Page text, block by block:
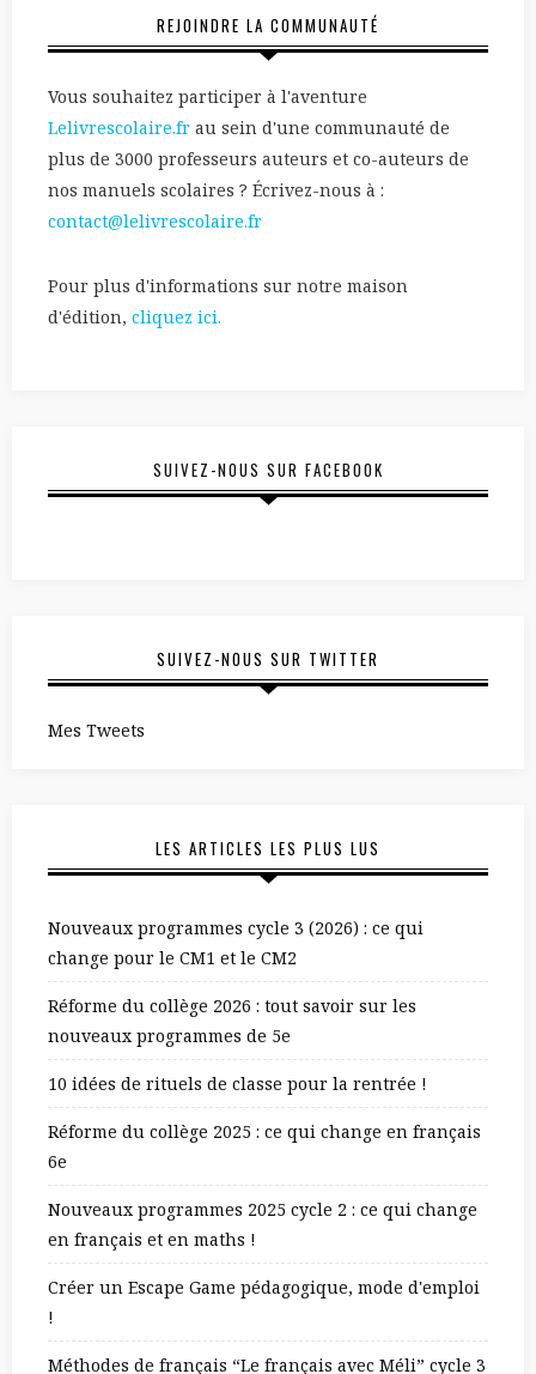
REJOINDRE LA COMMUNAUTÉ
Vous souhaitez participer à l'aventure
Lelivrescolaire.fr au sein d'une communauté de
plus de 3000 professeurs auteurs et co-auteurs de
nos manuels scolaires ? Écrivez-nous à :
contact@lelivrescolaire.fr
Pour plus d'informations sur notre maison
d'édition, cliquez ici.
SUIVEZ-NOUS SUR FACEBOOK
SUIVEZ-NOUS SUR TWITTER
Mes Tweets
LES ARTICLES LES PLUS LUS
Nouveaux programmes cycle 3 (2026) : ce qui
change pour le CM1 et le CM2
Réforme du collège 2026 : tout savoir sur les
nouveaux programmes de 5e
10 idées de rituels de classe pour la rentrée !
Réforme du collège 2025 : ce qui change en français
6e
Nouveaux programmes 2025 cycle 2 : ce qui change
en français et en maths !
Créer un Escape Game pédagogique, mode d'emploi
!
Méthodes de français “Le français avec Méli” cycle 3